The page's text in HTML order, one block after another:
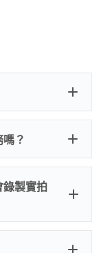
？
收更換配件
錄製實拍